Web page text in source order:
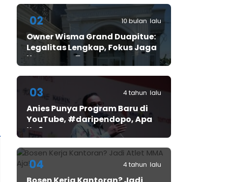
02 10 bulan lalu
Owner Wisma Grand Duapitue:
Legalitas Lengkap, Fokus Jaga
Keamanan Tamu
03 4 tahun lalu
Anies Punya Program Baru di
YouTube, #daripendopo, Apa
Itu?
04 4 tahun lalu